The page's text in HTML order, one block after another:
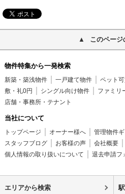
このページ
物件特集から一発検索
新築・築浅物件 一戸建て物件 ペット
敷・礼0円
シングル向け物件
ファミリ
店舗・事務所・テナント
当社について
トップページ オーナー様へ 管理物件
スタッフブログ
お客様の声 会社概要
個人情報の取り扱いについて
退去申請フ
エリアから検索